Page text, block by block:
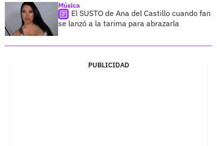
Música
El SUSTO de Ana del Castillo cuando fan
se lanzó a la tarima para abrazarla
PUBLICIDAD